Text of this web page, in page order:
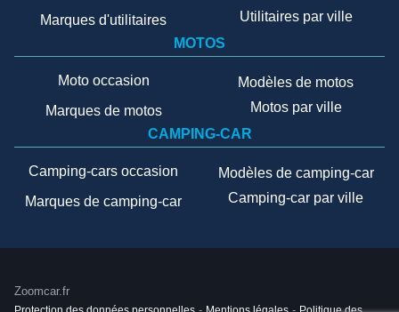
Marques d'utilitaires
Utilitaires par ville
MOTOS
Moto occasion
Marques de motos
Modèles de motos
Motos par ville
CAMPING-CAR
Camping-cars occasion
Marques de camping-car
Modèles de camping-car
Camping-car par ville
Zoomcar.fr